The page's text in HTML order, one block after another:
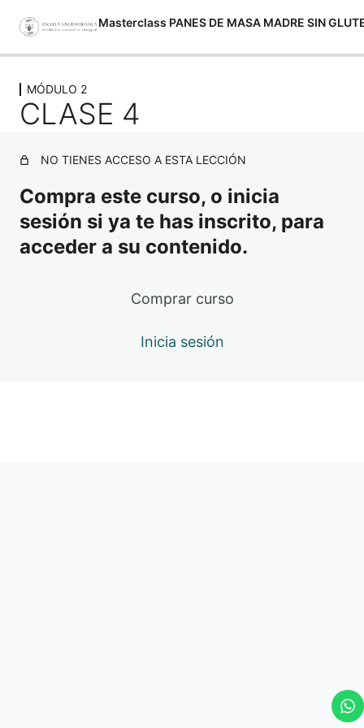
Masterclass PANES DE MASA MADRE SIN
MÓDULO 1
2 lecciones
CLASE 2
CLASE 3
Material de Lectura – descargable
MÓDULO 2
CLASE 4
NO TIENES ACCESO A ESTA LECCIÓN
Compra este curso, o inicia
sesión si ya te has inscrito, para
acceder a su contenido.
Comprar curso
Inicia sesión